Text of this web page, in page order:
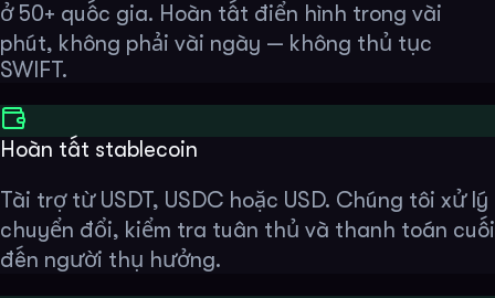
ở 50+ quốc gia. Hoàn tất điển hình trong vài
phút, không phải vài ngày — không thủ tục
SWIFT.
Hoàn tất stablecoin
Tài trợ từ USDT, USDC hoặc USD. Chúng tôi xử lý
chuyển đổi, kiểm tra tuân thủ và thanh toán cuối
đến người thụ hưởng.